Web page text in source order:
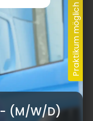
- (M/W/D)